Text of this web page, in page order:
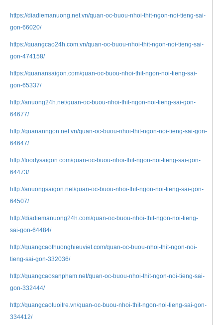
https://diadiemanuong.net.vn/quan-oc-buou-nhoi-thit-ngon-noi-tieng-sai-
gon-66020/
https://quangcao24h.com.vn/quan-oc-buou-nhoi-thit-ngon-noi-tieng-sai-
gon-474158/
https://quanansaigon.com/quan-oc-buou-nhoi-thit-ngon-noi-tieng-sai-
gon-65337/
http://anuong24h.net/quan-oc-buou-nhoi-thit-ngon-noi-tieng-sai-gon-
64677/
http://quananngon.net.vn/quan-oc-buou-nhoi-thit-ngon-noi-tieng-sai-gon-
64647/
http://foodysaigon.com/quan-oc-buou-nhoi-thit-ngon-noi-tieng-sai-gon-
64473/
http://anuongsaigon.net/quan-oc-buou-nhoi-thit-ngon-noi-tieng-sai-gon-
64507/
http://diadiemanuong24h.com/quan-oc-buou-nhoi-thit-ngon-noi-tieng-
sai-gon-64484/
http://quangcaothuonghieuviet.com/quan-oc-buou-nhoi-thit-ngon-noi-
tieng-sai-gon-332036/
http://quangcaosanpham.net/quan-oc-buou-nhoi-thit-ngon-noi-tieng-sai-
gon-332444/
http://quangcaotuoitre.vn/quan-oc-buou-nhoi-thit-ngon-noi-tieng-sai-gon-
334412/